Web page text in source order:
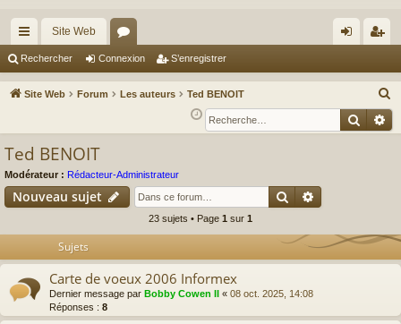
cc
ès
Site Web
or
u ne
xi
nr
eg
Rechercher Connexion S’enregistrer
Site Web Forum Les auteurs Ted BENOIT
e
c
Ted BENOIT
Modérateur : Rédacteur-Administrateur
Nouveau sujet Rechercher
23 sujets • Page 1 sur 1
Sujets
Carte de voeux 2006 Informex
Dernier message par Bobby Cowen II « 08 oct. 2025, 14:08
Réponses : 8